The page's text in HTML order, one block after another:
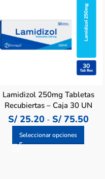
Lamidizol 250mg Tabletas
Recubiertas – Caja 30 UN
S/25.20 - S/75.50
Seleccionar opciones